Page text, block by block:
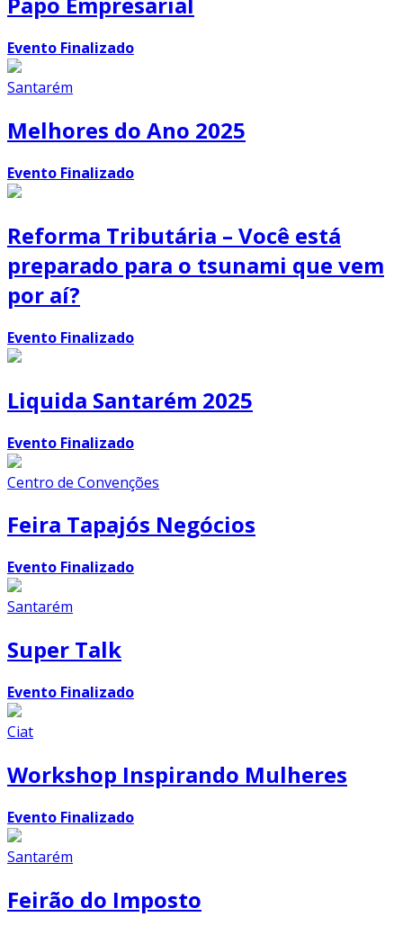
Evento Finalizado
Santarém
Melhores do Ano 2025
Evento Finalizado
Reforma Tributária – Você está
preparado para o tsunami que vem
por aí?
Evento Finalizado
Liquida Santarém 2025
Evento Finalizado
Centro de Convenções
Feira Tapajós Negócios
Evento Finalizado
Santarém
Super Talk
Evento Finalizado
Ciat
Workshop Inspirando Mulheres
Evento Finalizado
Santarém
Feirão do Imposto